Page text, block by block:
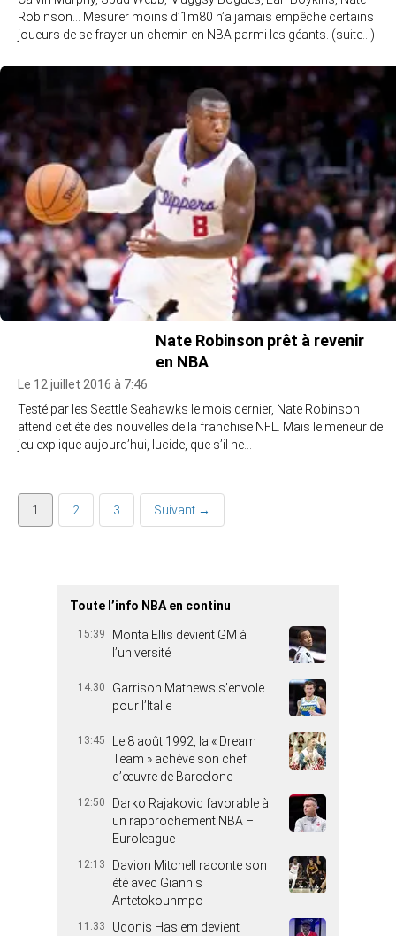
Robinson… Mesurer moins d’1m80 n’a jamais empêché certains
joueurs de se frayer un chemin en NBA parmi les géants. (suite…)
Nate Robinson prêt à revenir
en NBA
Le 12 juillet 2016 à 7:46
Testé par les Seattle Seahawks le mois dernier, Nate Robinson
attend cet été des nouvelles de la franchise NFL. Mais le meneur de
jeu explique aujourd’hui, lucide, que s’il ne…
1 2 3 Suivant →
Toute l’info NBA en continu
15:39
Monta Ellis devient GM à
l’université
14:30
Garrison Mathews s’envole
pour l’Italie
13:45
Le 8 août 1992, la « Dream
Team » achève son chef
d’œuvre de Barcelone
12:50
Darko Rajakovic favorable à
un rapprochement NBA –
Euroleague
12:13
Davion Mitchell raconte son
été avec Giannis
Antetokounmpo
11:33
Udonis Haslem devient